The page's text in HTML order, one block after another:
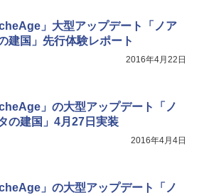
」大型アップデート「ノア
建国」先行体験レポート
2016年4月22日
」の大型アップデート「ノ
の建国」4月27日実装
2016年4月4日
」の大型アップデート「ノ